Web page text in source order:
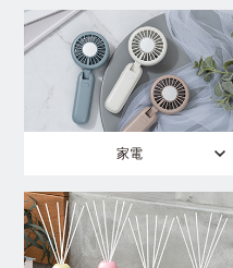
家電